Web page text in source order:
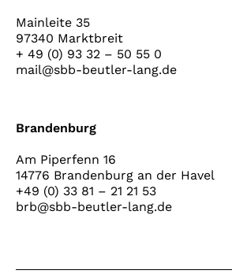
Mainleite 35
97340 Marktbreit
+ 49 (0) 93 32 – 50 55 0
mail@sbb-beutler-lang.de
Brandenburg
Am Piperfenn 16
14776 Brandenburg an der Havel
+49 (0) 33 81 – 21 21 53
brb@sbb-beutler-lang.de